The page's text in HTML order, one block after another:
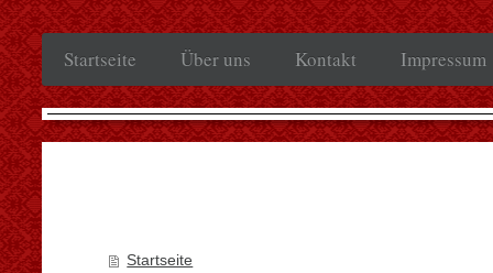
Startseite Über uns Kontakt Impressum
Startseite